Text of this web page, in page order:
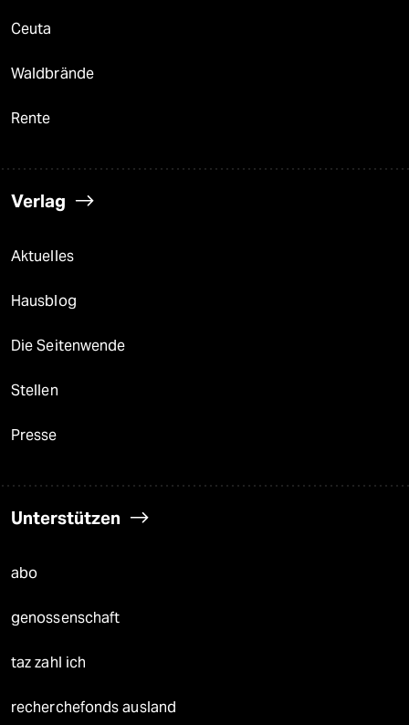
Ceuta
Waldbrände
Rente
Verlag
Aktuelles
Hausblog
Die Seitenwende
Stellen
Presse
Unterstützen
abo
genossenschaft
taz zahl ich
recherchefonds ausland